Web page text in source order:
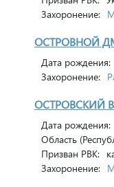
Захоронение:
ОСТРОВНОЙ
Дата рождения:
Захоронение:
ОСТРОВСКИЙ
Дата рождения:
Область
Призван РВК:
Захоронение: